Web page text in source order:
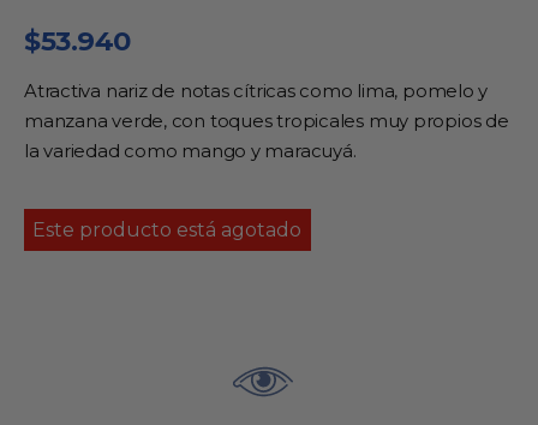
$53.940
Atractiva nariz de notas cítricas como lima, pomelo y
manzana verde, con toques tropicales muy propios de
la variedad como mango y maracuyá.
Este producto está agotado